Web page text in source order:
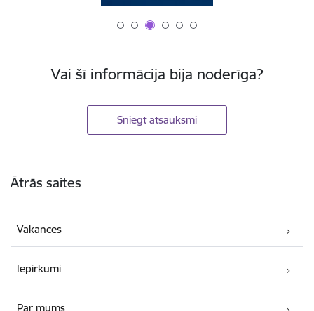
Vai šī informācija bija noderīga?
Sniegt atsauksmi
Ātrās saites
Vakances
Iepirkumi
Par mums